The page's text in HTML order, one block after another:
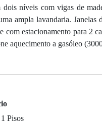
níveis com vigas de
ampla lavandaria.
com estacionamento para
aquecimento a gasóleo
1 Pisos